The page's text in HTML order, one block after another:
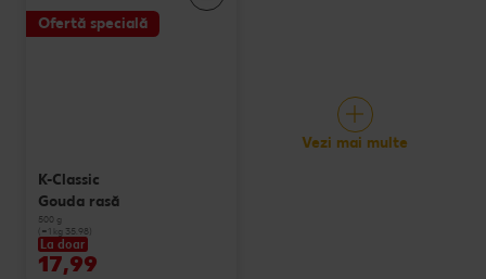
Ofertă specială
K-Classic
Gouda rasă
500 g
(=1 kg 35.98)
La doar
17,99
Vezi mai multe